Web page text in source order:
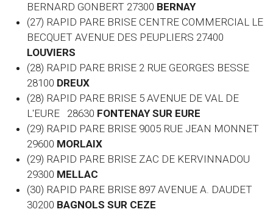
BERNARD GONBERT 27300 BERNAY
(27) RAPID PARE BRISE CENTRE COMMERCIAL LE
BECQUET AVENUE DES PEUPLIERS 27400
LOUVIERS
(28) RAPID PARE BRISE 2 RUE GEORGES BESSE
28100 DREUX
(28) RAPID PARE BRISE 5 AVENUE DE VAL DE
L'EURE 28630 FONTENAY SUR EURE
(29) RAPID PARE BRISE 9005 RUE JEAN MONNET
29600 MORLAIX
(29) RAPID PARE BRISE ZAC DE KERVINNADOU
29300 MELLAC
(30) RAPID PARE BRISE 897 AVENUE A. DAUDET
30200 BAGNOLS SUR CEZE